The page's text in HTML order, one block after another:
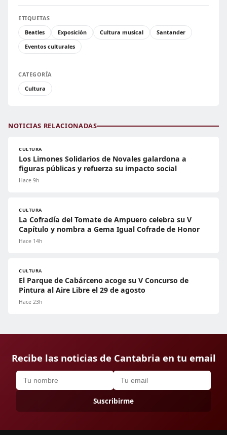
ETIQUETAS
Beatles
Exposición Cultura musical
Santander
Eventos culturales
CATEGORÍA
Cultura
NOTICIAS RELACIONADAS
CULTURA
Los Limones Solidarios de Novales galardona a
figuras públicas y refuerza su impacto social
Hace 9h
CULTURA
La Cofradía del Tomate de Ampuero celebra su V
Capítulo y nombra a Gema Igual Cofrade de Honor
Hace 14h
CULTURA
El Parque de Cabárceno acoge su V Concurso de
Pintura al Aire Libre el 29 de agosto
Hace 23h
Recibe las noticias de Cantabria en tu email
Suscribirme